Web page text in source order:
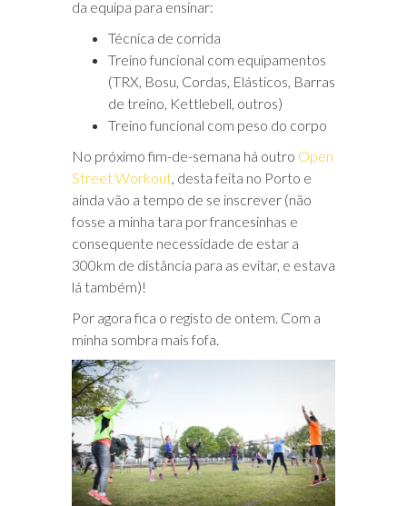
da equipa para ensinar:
Técnica de corrida
Treino funcional com equipamentos
(TRX, Bosu, Cordas, Elásticos, Barras
de treino, Kettlebell, outros)
Treino funcional com peso do corpo
No próximo fim-de-semana há outro Open
Street Workout , desta feita no Porto e
ainda vão a tempo de se inscrever (não
fosse a minha tara por francesinhas e
consequente necessidade de estar a
300km de distância para as evitar, e estava
lá também)!
Por agora fica o registo de ontem. Com a
minha sombra mais fofa.